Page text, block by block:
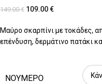
149.00€ 109.00€
Μαύρο σκαρπίνι με τοκάδες,
επένδυση, δερμάτινο πατάκι
ΝΟΥΜΕΡΟ